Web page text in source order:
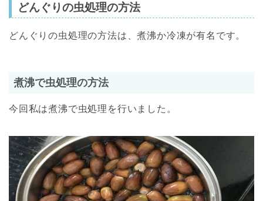
どんぐりの虫処理の方法
どんぐりの虫処理の方法は、煮沸か冷凍が有名です。
煮沸で虫処理の方法
今回私は煮沸で虫処理を行いました。